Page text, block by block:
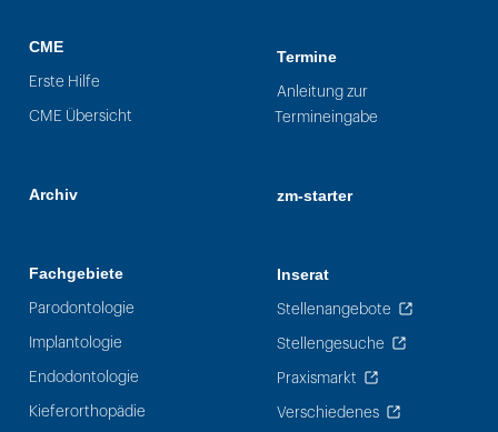
CME
Erste Hilfe
CME Übersicht
Archiv
Fachgebiete
Parodontologie
Implantologie
Endodontologie
Kieferorthopädie
Termine
Anleitung zur
Termineingabe
zm-starter
Inserat
Stellenangebote
Stellengesuche
Praxismarkt
Verschiedenes